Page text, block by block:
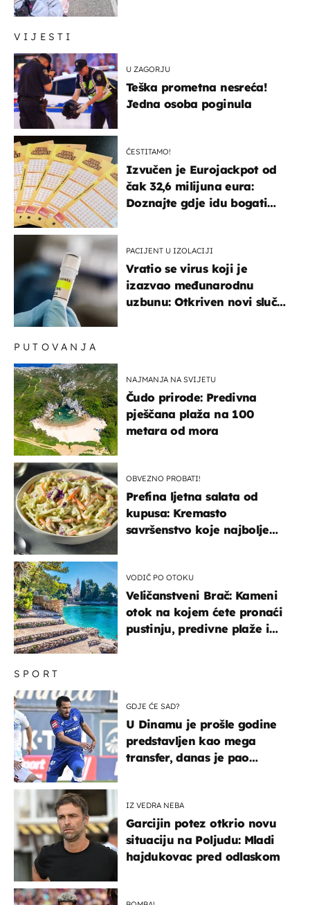
VIJESTI
U ZAGORJU
Teška prometna nesreća!
Jedna osoba poginula
ČESTITAMO!
Izvučen je Eurojackpot od
čak 32,6 milijuna eura:
Doznajte gdje idu bogati
PACIJENT U IZOLACIJI
Vratio se virus koji je
izazvao međunarodnu
uzbunu: Otkriven novi slučaj
SPORT
GDJE ĆE SAD?
U Dinamu je prošle godine
predstavljen kao mega
transfer, danas je pao
IZ VEDRA NEBA
Garcijin potez otkrio novu
situaciju na Poljudu: Mladi
hajdukovac pred odlaskom
PUTOVANJA
NAJMANJA NA SVIJETU
Čudo prirode: Predivna
pješčana plaža na 100
metara od mora
OBVEZNO PROBATI!
Prefina ljetna salata od
kupusa: Kremasto
savršenstvo koje najbolje
VODIČ PO OTOKU
Veličanstveni Brač: Kameni
otok na kojem ćete pronaći
pustinju, predivne plaže i